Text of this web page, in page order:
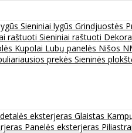
Sieniniai lygūs Grindjuostės
raštuoti Sieniniai raštuoti
Kupolai Lubų panelės Nišos
prekės Sieninės
eksterjeras Glaistas
Panelės eksterjeras